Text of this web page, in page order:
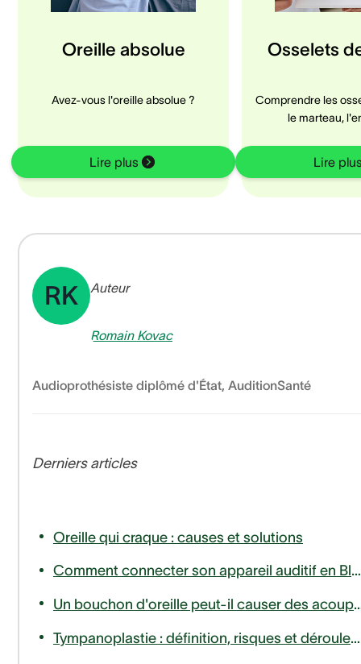
Oreille absolue
Avez-vous l'oreille absolue ?
Lire plus
Osselets
Comprendre les
le marteau,
Lire
RK Auteur
Romain Kovac
Audioprothésiste diplômé d'État, AuditionSanté
Derniers articles
Oreille qui craque : causes et solutions
Comment connecter son appareil auditif en Bluetooth à son téléphone ou télévision ?
Un bouchon d'oreille
Tympanoplastie : définition, risques et déroulement